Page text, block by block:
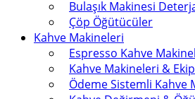
Bulaşık Makinesi
Çöp Öğütücüler
Kahve Makineleri
Espresso Kahve
Kahve Makineleri &
Ödeme Sistemli Kahve